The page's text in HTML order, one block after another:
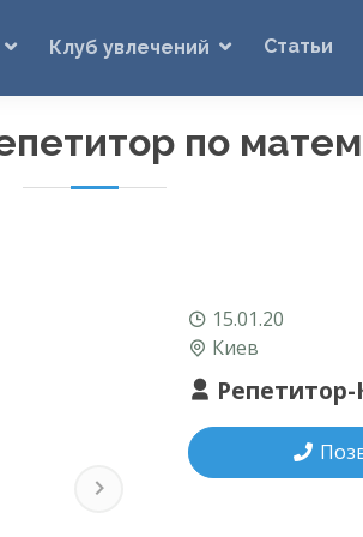
Клуб увлечений Статьи
по
Next
15.01.20
Киев